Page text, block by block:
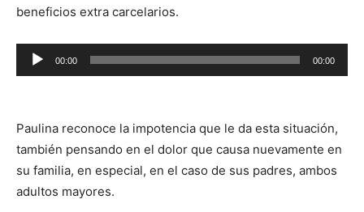
beneficios extra carcelarios.
Reproductor
de
00:00 00:00
Paulina reconoce la impotencia que le da esta situación,
también pensando en el dolor que causa nuevamente en
su familia, en especial, en el caso de sus padres, ambos
adultos mayores.